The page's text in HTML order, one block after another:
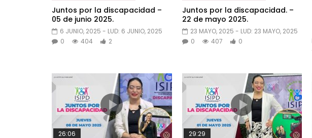
Juntos por la discapacidad –
05 de junio 2025.
6 JUNIO, 2025 - LUD: 6 JUNIO, 2025
0
404 2
Juntos por la discapacidad. –
22 de mayo 2025.
23 MAYO, 2025 - LUD: 23 MAYO, 2025
0
407 0
26:06 29:29